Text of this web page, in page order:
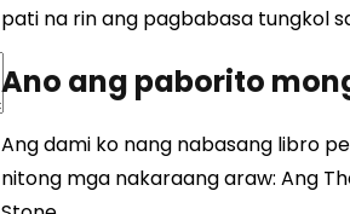
pati na rin ang pagbabasa tungkol
Ano ang paborito
Ang dami ko nang nabasang libro
nitong mga nakaraang araw: Ang